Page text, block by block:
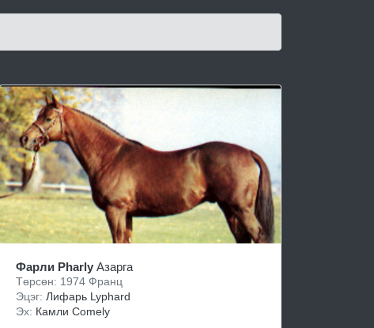
Фарли Pharly Азарга
Төрсөн: 1974 Франц
Эцэг: Лифарь Lyphard
Эх: Камли Comely